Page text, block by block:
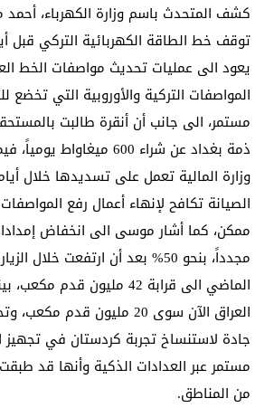
كشف المتحدث باسم وزارة الكهرباء،
توقف خط الطاقة الكهربائية التركي قبل
يعود الى عمليات تحديث مواصفات الخط
المواصفات التركية والأوروبية التي
مستمر، الى جانب أن أنقرة طالبت
ذمة بغداد عن شراء 600
وزارة المالية تعمل على تسديدها خلال
الصيانة تكافح لإنهاء أعمال رفع
ممكن، كما أشار موسى الى انخفاض إمدادات
مجدداً، بنحو 50% بعد أن ارتفعت خلال
الماضي الى قرابة 42 مليون قدم
العراق الآن سوى 20 مليون
جادة لاستنساخ تجربة كردستان في
مستمر عبر العدادات الذكية وأنها قد
من المناطق.